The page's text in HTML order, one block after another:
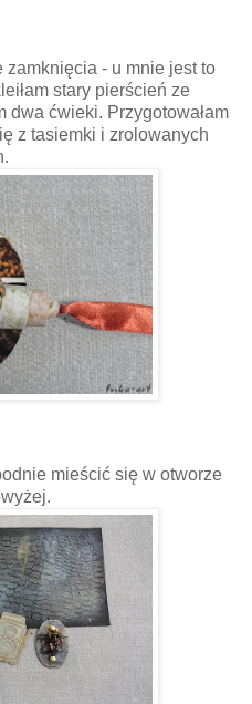
zamknięcia - u mnie jest to
stary pierścień ze
dwa ćwieki. Przygotowałam
z tasiemki i zrolowanych
mieścić się w otworze